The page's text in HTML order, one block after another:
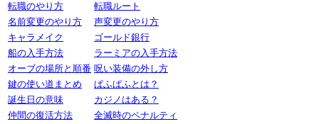
転職のやり方
転職ルート
名前変更のやり方
声変更のやり方
キャラメイク
ゴールド銀行
船の入手方法
ラーミアの入手方法
オーブの場所と順番 呪い装備の外し方
鍵の使い道まとめ
ぱふぱふとは？
誕生日の意味
カジノはある？
仲間の復活方法
全滅時のペナルティ